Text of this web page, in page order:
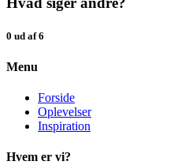
0 ud af 6
Menu
Forside
Oplevelser
Inspiration
Hvem er vi?